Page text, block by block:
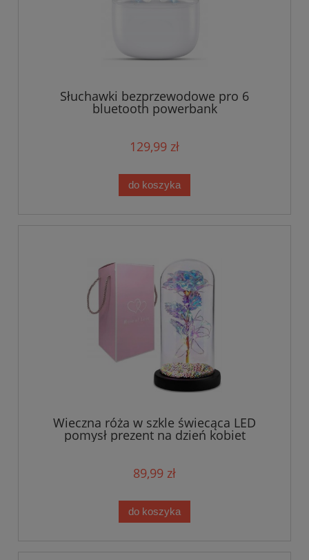
Słuchawki bezprzewodowe pro 6
bluetooth powerbank
129,99 zł
do koszyka
Wieczna róża w szkle świecąca LED
pomysł prezent na dzień kobiet
89,99 zł
do koszyka